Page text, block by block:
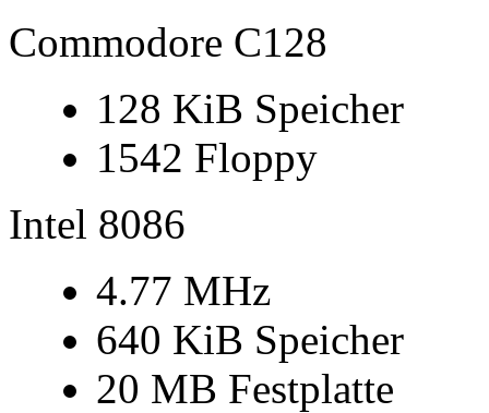
Commodore C128
128 KiB Speicher
1542 Floppy
Intel 8086
4.77 MHz
640 KiB Speicher
20 MB Festplatte